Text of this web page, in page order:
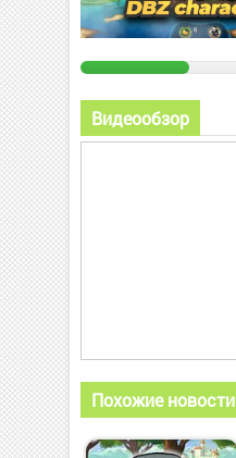
Видеообзор
Похожие новости